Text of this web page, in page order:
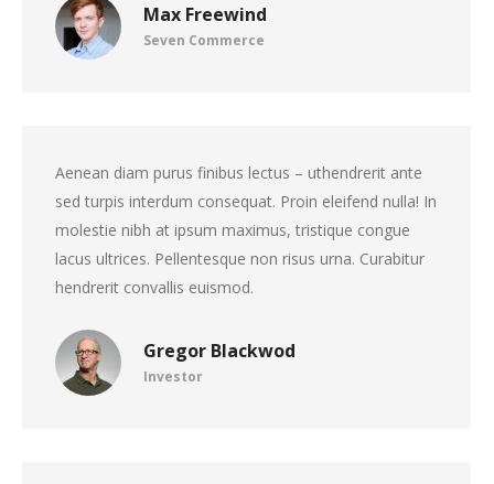
Max Freewind
Seven Commerce
Gregor Blackwod
Investor
Aenean diam purus finibus lectus – uthendrerit ante
sed turpis interdum consequat. Proin eleifend nulla! In
molestie nibh at ipsum maximus, tristique congue
lacus ultrices. Pellentesque non risus urna. Curabitur
hendrerit convallis euismod.